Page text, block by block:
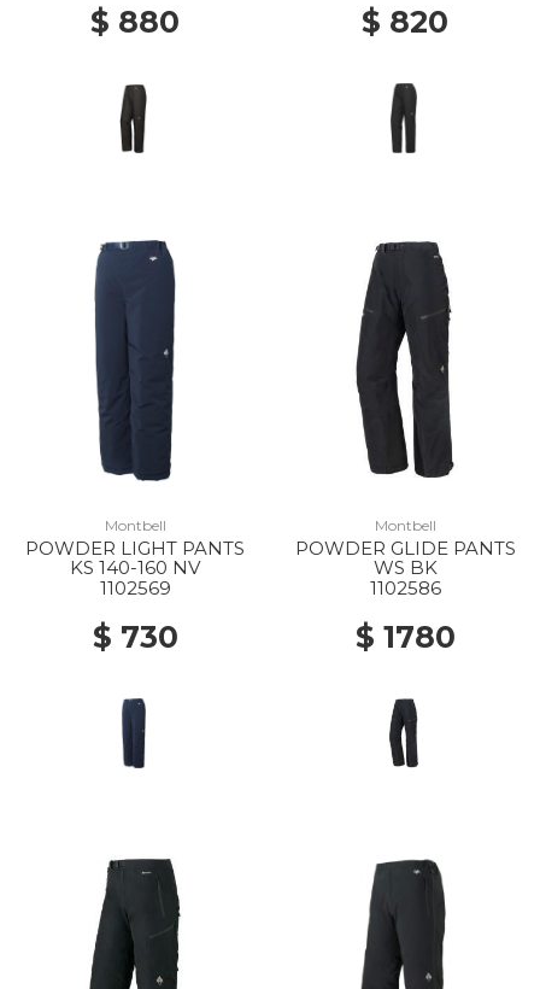
$ 880 $ 820
Montbell
POWDER LIGHT PANTS
KS 140-160 NV
1102569
$ 730
Montbell
POWDER GLIDE PANTS
WS BK
1102586
$ 1780